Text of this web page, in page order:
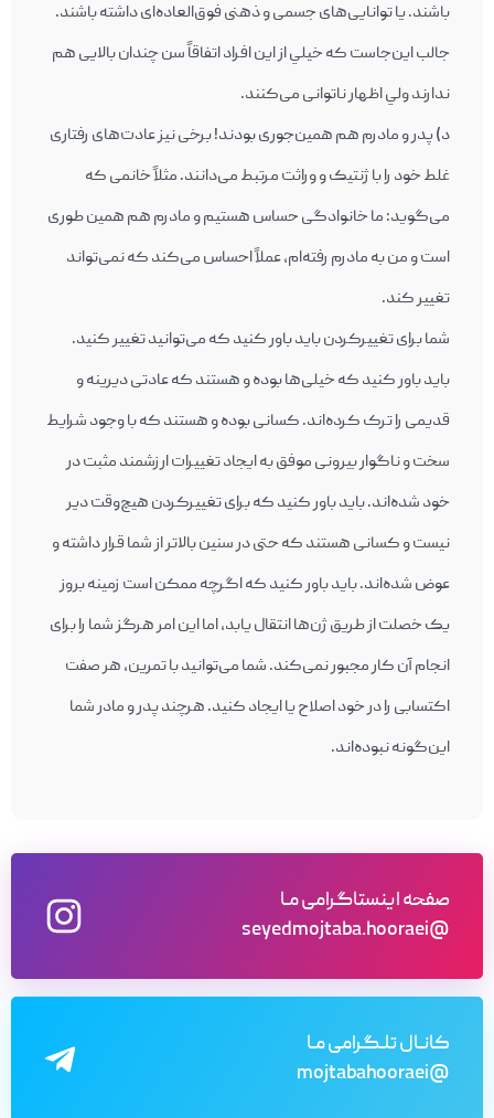
باشند. يا توانايی‌های جسمی و ذهنی فوق‌العاده‌ای داشته باشند.
جالب اين‌جاست که خيلي از اين افراد اتفاقاً سن چندان بالايی هم
ندارند ولي اظهار ناتوانی می‌کنند.
د) پدر و مادرم هم همين‌جوری بودند! برخی نيز عادت‌های رفتاری
غلط خود را با ژنتيک و وراثت مرتبط می‌دانند. مثلاً خانمی که
می‌گويد: ما خانوادگی حساس هستيم و مادرم هم همين طوری
است و من به مادرم رفته‌ام، عملاً احساس می‌کند که نمی‌تواند
تغيير کند.
شما برای تغييرکردن بايد باور کنيد که می‌توانيد تغيير کنيد.
بايد باور کنيد که خيلی‌ها بوده و هستند که عادتی ديرينه و
قديمی را ترک کرده‌اند. کسانی بوده و هستند که با وجود شرايط
سخت و ناگوار بيرونی موفق به ايجاد تغييرات ارزشمند مثبت در
خود شده‌اند. بايد باور کنيد که برای تغييرکردن هيچ‌وقت دير
نيست و کسانی هستند که حتی در سنين بالاتر از شما قرار داشته و
عوض شده‌اند. بايد باور کنيد که اگرچه ممکن است زمينه بروز
يک خصلت از طريق ژن‌ها انتقال يابد، اما اين امر هرگز شما را برای
انجام آن کار مجبور نمی‌کند. شما می‌توانيد با تمرين، هر صفت
اکتسابی را در خود اصلاح يا ايجاد کنيد. هرچند پدر و مادر شما
اين‌گونه نبوده‌اند.
صفحه اینستاگرامی مـا
@seyedmojtaba.hooraei
کانـال تلـگرامی مـا
@mojtabahooraei